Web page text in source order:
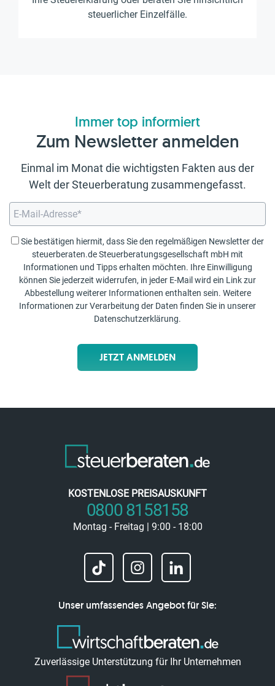
steuerlicher Einzelfälle.
Immer top informiert
Zum Newsletter anmelden
Einmal im Monat die wichtigsten Fakten aus der
Welt der Steuerberatung zusammengefasst.
Sie bestätigen hiermit, dass Sie den regelmäßigen Newsletter der
steuerberaten.de Steuerberatungsgesellschaft mbH mit
Informationen und Tipps erhalten möchten. Ihre Einwilligung
können Sie jederzeit widerrufen, in jeder E-Mail wird ein Link zur
Abbestellung weiterer Informationen enthalten sein. Weitere
Informationen zur Verarbeitung der Daten finden Sie in unserer
Datenschutzerklärung.
JETZT ANMELDEN
KOSTENLOSE PREISAUSKUNFT
0800 8158158
Montag - Freitag | 9:00 - 18:00
Unser umfassendes Angebot für Sie:
Zuverlässige Unterstützung für Ihr Unternehmen